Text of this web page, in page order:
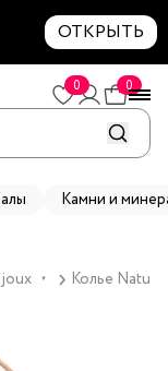
ОТКРЫТЬ
0 0
Камни и
▼ Колье